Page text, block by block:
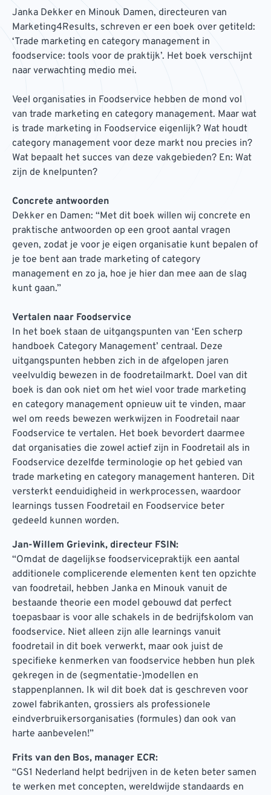
Janka Dekker en Minouk Damen, directeuren van
Marketing4Results, schreven er een boek over getiteld:
‘Trade marketing en category management in
foodservice: tools voor de praktijk’. Het boek verschijnt
naar verwachting medio mei.
Veel organisaties in Foodservice hebben de mond vol
van trade marketing en category management. Maar wat
is trade marketing in Foodservice eigenlijk? Wat houdt
category management voor deze markt nou precies in?
Wat bepaalt het succes van deze vakgebieden? En: Wat
zijn de knelpunten?
Concrete antwoorden
Dekker en Damen: “Met dit boek willen wij concrete en
praktische antwoorden op een groot aantal vragen
geven, zodat je voor je eigen organisatie kunt bepalen of
je toe bent aan trade marketing of category
management en zo ja, hoe je hier dan mee aan de slag
kunt gaan.”
Vertalen naar Foodservice
In het boek staan de uitgangspunten van ‘Een scherp
handboek Category Management’ centraal. Deze
uitgangspunten hebben zich in de afgelopen jaren
veelvuldig bewezen in de foodretailmarkt. Doel van dit
boek is dan ook niet om het wiel voor trade marketing
en category management opnieuw uit te vinden, maar
wel om reeds bewezen werkwijzen in Foodretail naar
Foodservice te vertalen. Het boek bevordert daarmee
dat organisaties die zowel actief zijn in Foodretail als in
Foodservice dezelfde terminologie op het gebied van
trade marketing en category management hanteren. Dit
versterkt eenduidigheid in werkprocessen, waardoor
learnings tussen Foodretail en Foodservice beter
gedeeld kunnen worden.
Jan-Willem Grievink, directeur FSIN:
“Omdat de dagelijkse foodservicepraktijk een aantal
additionele complicerende elementen kent ten opzichte
van foodretail, hebben Janka en Minouk vanuit de
bestaande theorie een model gebouwd dat perfect
toepasbaar is voor alle schakels in de bedrijfskolom van
foodservice. Niet alleen zijn alle learnings vanuit
foodretail in dit boek verwerkt, maar ook juist de
specifieke kenmerken van foodservice hebben hun plek
gekregen in de (segmentatie-)modellen en
stappenplannen. Ik wil dit boek dat is geschreven voor
zowel fabrikanten, grossiers als professionele
eindverbruikersorganisaties (formules) dan ook van
harte aanbevelen!”
Frits van den Bos, manager ECR:
“GS1 Nederland helpt bedrijven in de keten beter samen
te werken met concepten, wereldwijde standaards en